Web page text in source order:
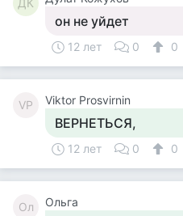
ДК
он не уйдет
12 лет 0 0
VP Viktor Prosvirnin
ВЕРНЕТЬСЯ,
12 лет 0 0
Ол Ольга